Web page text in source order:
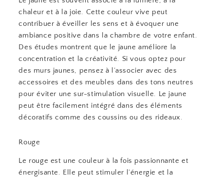
chaleur et à la joie. Cette couleur vive peut
contribuer à éveiller les sens et à évoquer une
ambiance positive dans la chambre de votre enfant.
Des études montrent que le jaune améliore la
concentration et la créativité. Si vous optez pour
des murs jaunes, pensez à l’associer avec des
accessoires et des meubles dans des tons neutres
pour éviter une sur-stimulation visuelle. Le jaune
peut être facilement intégré dans des éléments
décoratifs comme des coussins ou des rideaux.
Rouge
Le rouge est une couleur à la fois passionnante et
énergisante. Elle peut stimuler l’énergie et la